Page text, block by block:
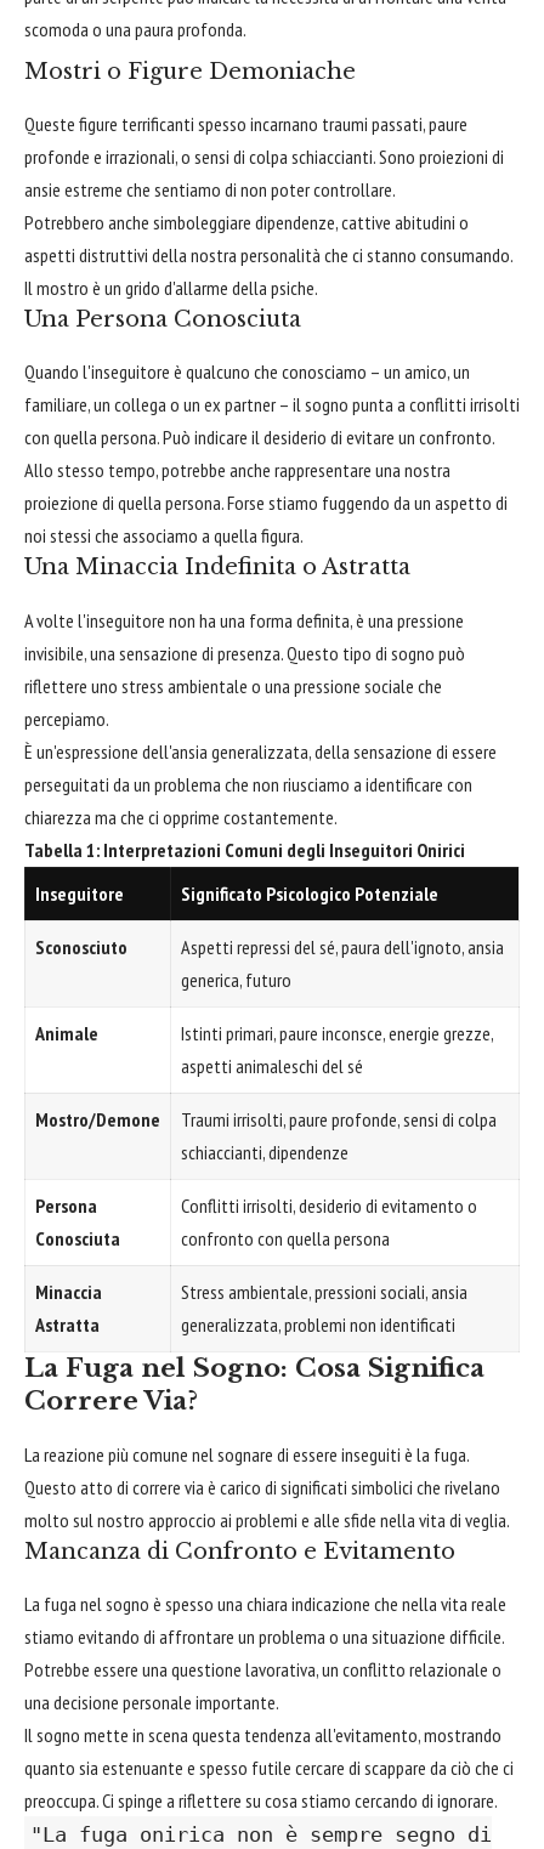
scomoda o una paura profonda.
Mostri o Figure Demoniache
Queste figure terrificanti spesso incarnano traumi passati, paure
profonde e irrazionali, o sensi di colpa schiaccianti. Sono proiezioni di
ansie estreme che sentiamo di non poter controllare.
Potrebbero anche simboleggiare dipendenze, cattive abitudini o
aspetti distruttivi della nostra personalità che ci stanno consumando.
Il mostro è un grido d'allarme della psiche.
Una Persona Conosciuta
Quando l'inseguitore è qualcuno che conosciamo – un amico, un
familiare, un collega o un ex partner – il sogno punta a conflitti irrisolti
con quella persona. Può indicare il desiderio di evitare un confronto.
Allo stesso tempo, potrebbe anche rappresentare una nostra
proiezione di quella persona. Forse stiamo fuggendo da un aspetto di
noi stessi che associamo a quella figura.
Una Minaccia Indefinita o Astratta
A volte l'inseguitore non ha una forma definita, è una pressione
invisibile, una sensazione di presenza. Questo tipo di sogno può
riflettere uno stress ambientale o una pressione sociale che
percepiamo.
È un'espressione dell'ansia generalizzata, della sensazione di essere
perseguitati da un problema che non riusciamo a identificare con
chiarezza ma che ci opprime costantemente.
Tabella 1: Interpretazioni Comuni degli Inseguitori Onirici
Inseguitore
Significato Psicologico Potenziale
Sconosciuto
Aspetti repressi del sé, paura dell'ignoto, ansia
generica, futuro
Animale
Istinti primari, paure inconsce, energie grezze,
aspetti animaleschi del sé
Mostro/Demone
Traumi irrisolti, paure profonde, sensi di colpa
schiaccianti, dipendenze
Persona
Conosciuta
Conflitti irrisolti, desiderio di evitamento o
confronto con quella persona
Minaccia
Astratta
Stress ambientale, pressioni sociali, ansia
generalizzata, problemi non identificati
La Fuga nel Sogno: Cosa Significa
Correre Via?
La reazione più comune nel sognare di essere inseguiti è la fuga.
Questo atto di correre via è carico di significati simbolici che rivelano
molto sul nostro approccio ai problemi e alle sfide nella vita di veglia.
Mancanza di Confronto e Evitamento
La fuga nel sogno è spesso una chiara indicazione che nella vita reale
stiamo evitando di affrontare un problema o una situazione difficile.
Potrebbe essere una questione lavorativa, un conflitto relazionale o
una decisione personale importante.
Il sogno mette in scena questa tendenza all'evitamento, mostrando
quanto sia estenuante e spesso futile cercare di scappare da ciò che ci
preoccupa. Ci spinge a riflettere su cosa stiamo cercando di ignorare.
"La fuga onirica non è sempre segno di